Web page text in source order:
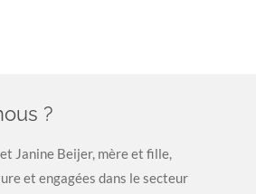
?
Janine Beijer, mère et fille,
et engagées dans le secteur